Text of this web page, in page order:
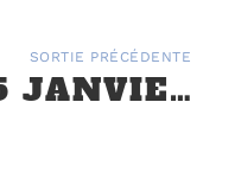
SORTIE PRÉCÉDENTE
15 JANVIER 2022 REPAS DE DÉBUT D’ANNÉE DE LA RÉGION PACA